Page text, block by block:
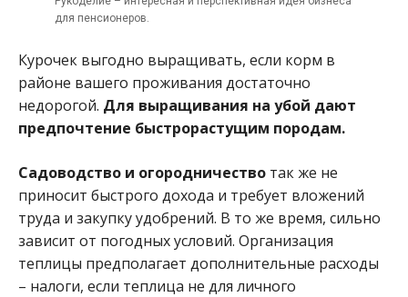
для пенсионеров.
Курочек выгодно выращивать, если корм в
районе вашего проживания достаточно
недорогой. Для выращивания на убой дают
предпочтение быстрорастущим породам.
Садоводство и огородничество так же не
приносит быстрого дохода и требует вложений
труда и закупку удобрений. В то же время, сильно
зависит от погодных условий. Организация
теплицы предполагает дополнительные расходы
– налоги, если теплица не для личного